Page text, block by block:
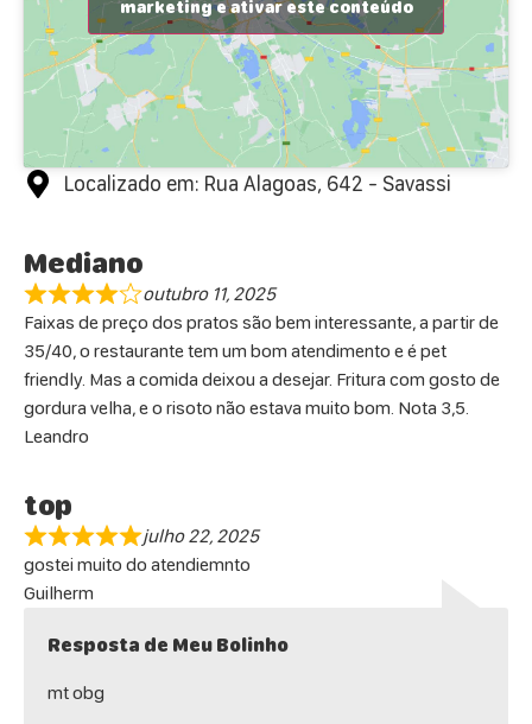
marketing e ativar este conteúdo
Localizado em: Rua Alagoas, 642 - Savassi
Mediano
outubro 11, 2025
Faixas de preço dos pratos são bem interessante, a partir de
35/40, o restaurante tem um bom atendimento e é pet
friendly. Mas a comida deixou a desejar. Fritura com gosto de
gordura velha, e o risoto não estava muito bom. Nota 3,5.
Leandro
top
julho 22, 2025
gostei muito do atendiemnto
Guilherm
Resposta de Meu Bolinho
mt obg